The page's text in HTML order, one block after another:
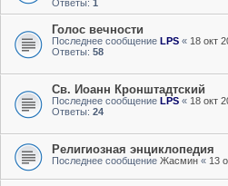
Ответы: 1
Голос вечности
Последнее сообщение LPS « 18 окт
Ответы: 58
Св. Иоанн Кронштадтский
Последнее сообщение LPS « 18 окт
Ответы: 24
Религиозная энциклопедия
Последнее сообщение Жасмин « 13